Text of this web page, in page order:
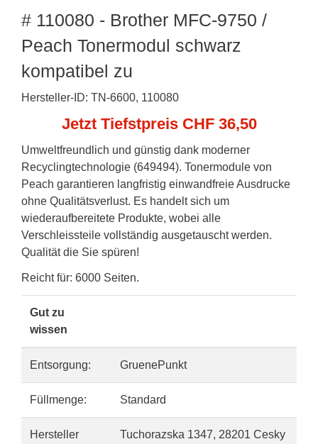
# 110080 - Brother MFC-9750 /
Peach Tonermodul schwarz
kompatibel zu
Hersteller-ID: TN-6600, 110080
Jetzt Tiefstpreis CHF 36,50
Umweltfreundlich und günstig dank moderner
Recyclingtechnologie (649494). Tonermodule von
Peach garantieren langfristig einwandfreie Ausdrucke
ohne Qualitätsverlust. Es handelt sich um
wiederaufbereitete Produkte, wobei alle
Verschleissteile vollständig ausgetauscht werden.
Qualität die Sie spüren!
Reicht für: 6000 Seiten.
Gut zu
wissen
Entsorgung: GruenePunkt
Füllmenge: Standard
Hersteller Tuchorazska 1347, 28201 Cesky